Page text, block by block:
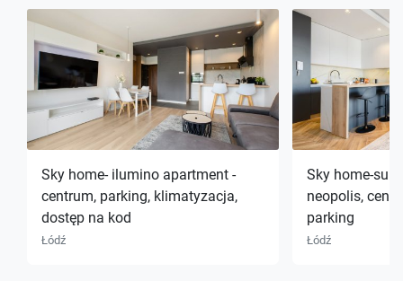
Sky home- ilumino apartment -
centrum, parking, klimatyzacja,
dostęp na kod
Łódź
Sky home-
neopolis,
parking
Łódź